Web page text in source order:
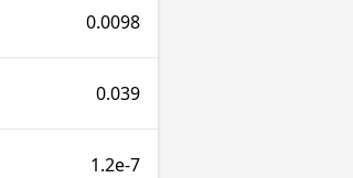
0.0098
0.039
1.2e-7